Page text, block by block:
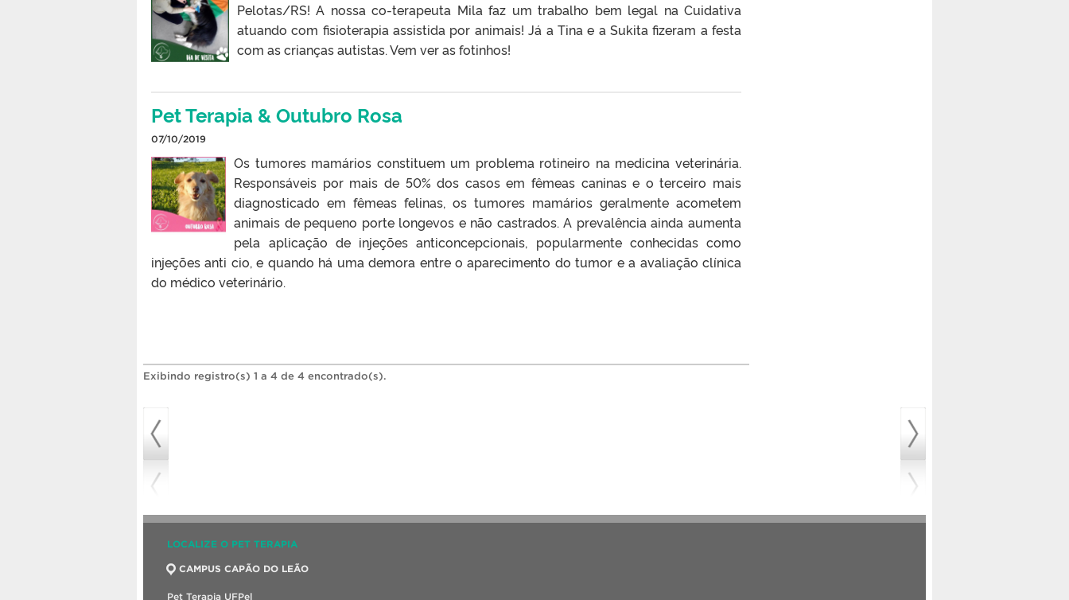
Pelotas/RS! A nossa co-terapeuta Mila faz um trabalho bem legal na Cuidativa
atuando com fisioterapia assistida por animais! Já a Tina e a Sukita fizeram a festa
com as crianças autistas. Vem ver as fotinhos!
Pet Terapia & Outubro Rosa
07/10/2019
Os tumores mamários constituem um problema rotineiro na medicina veterinária.
Responsáveis por mais de 50% dos casos em fêmeas caninas e o terceiro mais
diagnosticado em fêmeas felinas, os tumores mamários geralmente acometem
animais de pequeno porte longevos e não castrados. A prevalência ainda aumenta
pela aplicação de injeções anticoncepcionais, popularmente conhecidas como
injeções anti cio, e quando há uma demora entre o aparecimento do tumor e a avaliação clínica
do médico veterinário.
Exibindo registro(s) 1 a 4 de 4 encontrado(s).
LOCALIZE O PET TERAPIA
CAMPUS CAPÃO DO LEÃO
Pet Terapia UFPel